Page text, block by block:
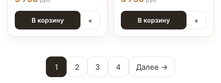
В корзину + В корзину +
1 2 3 4 Далее →